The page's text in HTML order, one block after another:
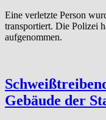
Eine verletzte Person
transportiert. Die Polizei
aufgenommen.
Gebäude der